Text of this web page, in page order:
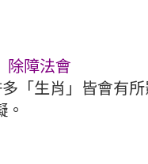
除障法會
「生肖」皆會有